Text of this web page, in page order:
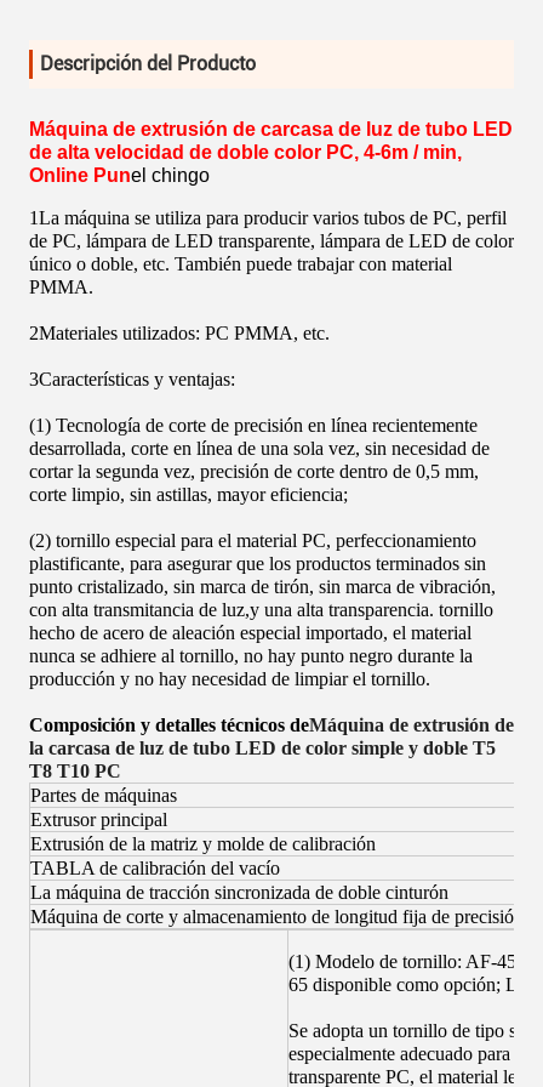
Descripción del Producto
Máquina de extrusión de carcasa de luz de tubo LED
de alta velocidad de doble color PC, 4-6m / min,
Online Punel chingo
1La máquina se utiliza para producir varios tubos de PC, perfil
de PC, lámpara de LED transparente, lámpara de LED de color
único o doble, etc. También puede trabajar con material
PMMA.
2Materiales utilizados: PC PMMA, etc.
3Características y ventajas:
(1) Tecnología de corte de precisión en línea recientemente
desarrollada, corte en línea de una sola vez, sin necesidad de
cortar la segunda vez, precisión de corte dentro de 0,5 mm,
corte limpio, sin astillas, mayor eficiencia;
(2) tornillo especial para el material PC, perfeccionamiento
plastificante, para asegurar que los productos terminados sin
punto cristalizado, sin marca de tirón, sin marca de vibración,
con alta transmitancia de luz,y una alta transparencia. tornillo
hecho de acero de aleación especial importado, el material
nunca se adhiere al tornillo, no hay punto negro durante la
producción y no hay necesidad de limpiar el tornillo.
Composición y detalles técnicos deMáquina de extrusión de
la carcasa de luz de tubo LED de color simple y doble T5
T8 T10 PC
Partes de máquinas
Extrusor principal
Extrusión de la matriz y molde de calibración
TABLA de calibración del vacío
La máquina de tracción sincronizada de doble cinturón
Máquina de corte y almacenamiento de longitud fija de precisión
(1) Modelo de tornillo: AF-45,
65 disponible como opción; L/
Se adopta un tornillo de tipo
especialmente adecuado para el
transparente PC, el material